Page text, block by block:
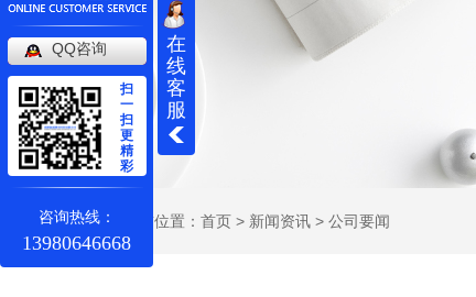
当前位置： 首页 > 新闻资讯 > 公司要闻
在
线
客
服
QQ咨询
扫
一
扫
更
精
彩
咨询热线：
13980646668